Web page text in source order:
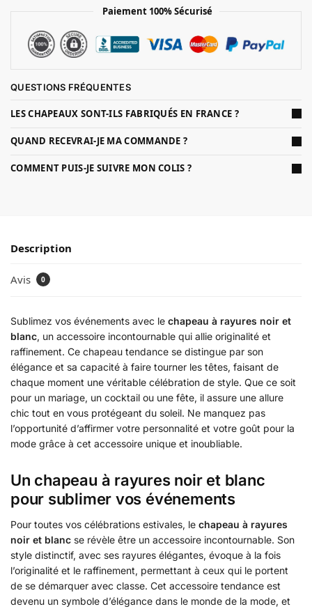
Paiement 100% Sécurisé
QUESTIONS FRÉQUENTES
LES CHAPEAUX SONT-ILS FABRIQUÉS EN FRANCE ?
QUAND RECEVRAI-JE MA COMMANDE ?
COMMENT PUIS-JE SUIVRE MON COLIS ?
Description
Avis 0
Sublimez vos événements avec le chapeau à rayures noir et
blanc, un accessoire incontournable qui allie originalité et
raffinement. Ce chapeau tendance se distingue par son
élégance et sa capacité à faire tourner les têtes, faisant de
chaque moment une véritable célébration de style. Que ce soit
pour un mariage, un cocktail ou une fête, il assure une allure
chic tout en vous protégeant du soleil. Ne manquez pas
l’opportunité d’affirmer votre personnalité et votre goût pour la
mode grâce à cet accessoire unique et inoubliable.
Un chapeau à rayures noir et blanc
pour sublimer vos événements
Pour toutes vos célébrations estivales, le chapeau à rayures
noir et blanc se révèle être un accessoire incontournable. Son
style distinctif, avec ses rayures élégantes, évoque à la fois
l’originalité et le raffinement, permettant à ceux qui le portent
de se démarquer avec classe. Cet accessoire tendance est
devenu un symbole d’élégance dans le monde de la mode, et